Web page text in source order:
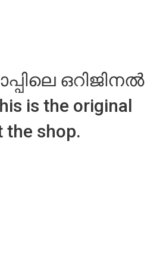
ഒറിജിനൽ
is the original
the shop.